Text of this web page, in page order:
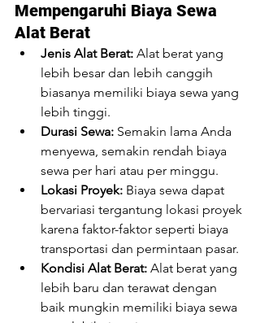
Mempengaruhi Biaya Sewa
Alat Berat
Jenis Alat Berat: Alat berat yang
lebih besar dan lebih canggih
biasanya memiliki biaya sewa yang
lebih tinggi.
Durasi Sewa: Semakin lama Anda
menyewa, semakin rendah biaya
sewa per hari atau per minggu.
Lokasi Proyek: Biaya sewa dapat
bervariasi tergantung lokasi proyek
karena faktor-faktor seperti biaya
transportasi dan permintaan pasar.
Kondisi Alat Berat: Alat berat yang
lebih baru dan terawat dengan
baik mungkin memiliki biaya sewa